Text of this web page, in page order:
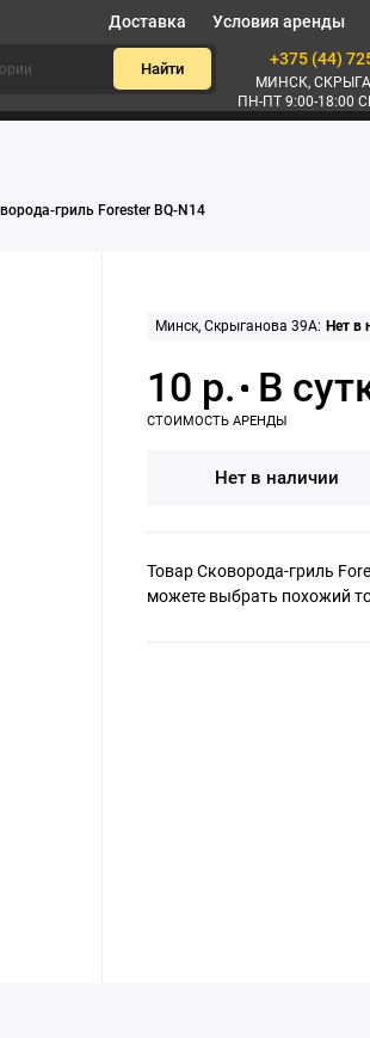
Доставка Условия аренды
Найти
+375 (44)
МИНСК,
ПН-ПТ 9:00-18:00
гриль Forester BQ-N14
Минск, Скрыганова 39А: Нет в
10 р.
Нет в наличии
Товар Сковорода-гриль
можете выбрать похожий